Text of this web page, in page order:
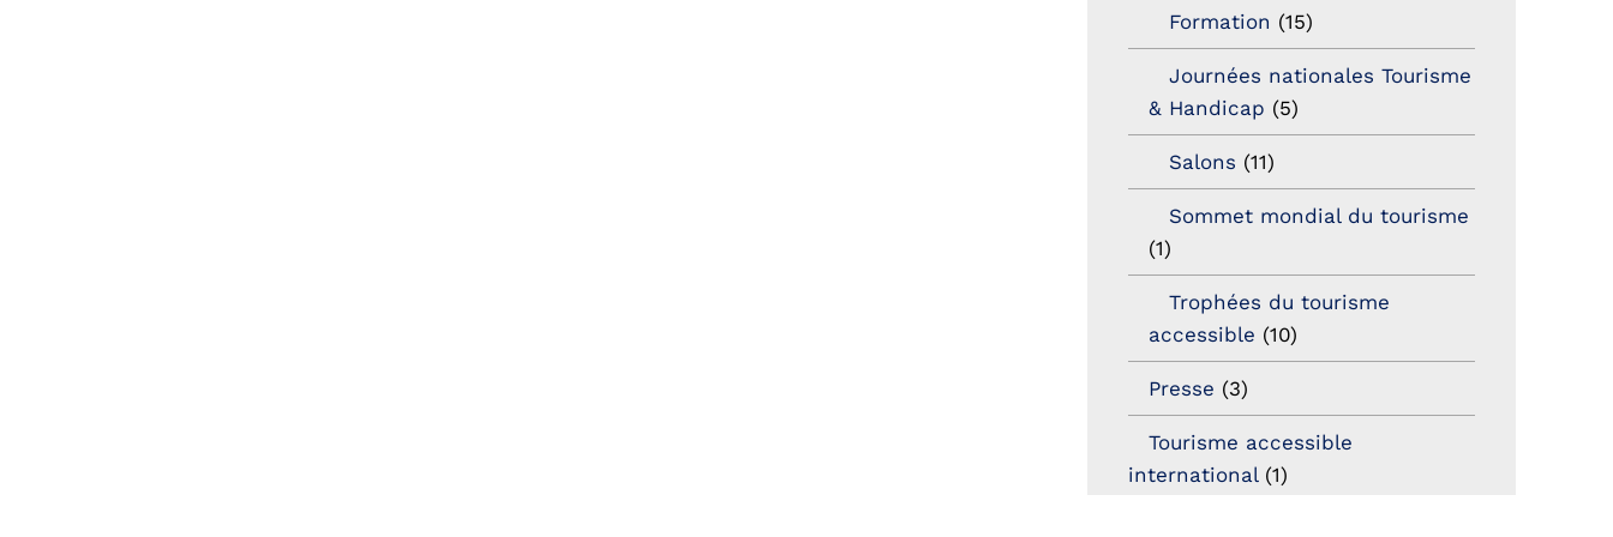
Formation (15)
Journées nationales Tourisme
& Handicap (5)
Salons (11)
Sommet mondial du tourisme
(1)
Trophées du tourisme
accessible (10)
Presse (3)
Tourisme accessible
international(1)